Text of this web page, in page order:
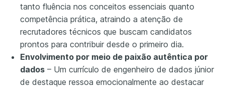
tanto fluência nos conceitos essenciais quanto
competência prática, atraindo a atenção de
recrutadores técnicos que buscam candidatos
prontos para contribuir desde o primeiro dia.
Envolvimento por meio de paixão autêntica por
dados – Um currículo de engenheiro de dados júnior
de destaque ressoa emocionalmente ao destacar